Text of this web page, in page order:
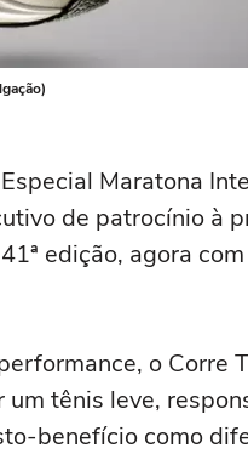
Maratona
de patrocínio à
edição, agora
o Corre
tênis leve,
benefício como